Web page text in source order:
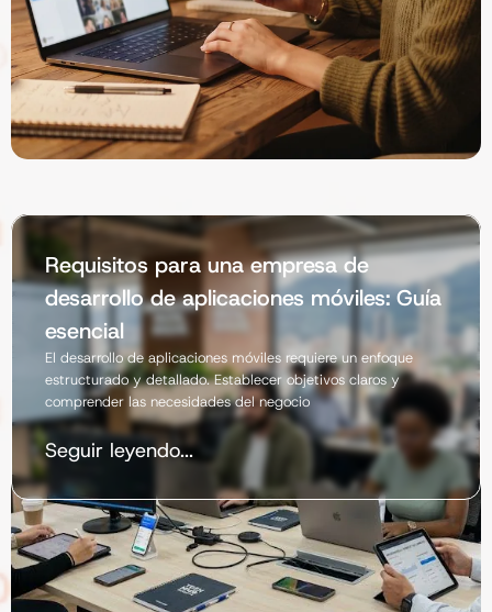
Requisitos para una empresa de
desarrollo de aplicaciones móviles: Guía
esencial
El desarrollo de aplicaciones móviles requiere un enfoque
estructurado y detallado. Establecer objetivos claros y
comprender las necesidades del negocio
Seguir leyendo...